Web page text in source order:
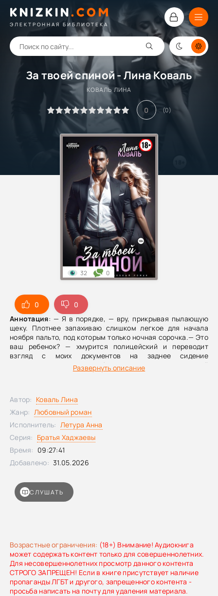
KNIZKIN. COM
ЭЛЕКТРОННАЯ БИБЛИОТЕКА
За твоей спиной - Лина Коваль
КОВАЛЬ ЛИНА
0 (0)
0
0
Аннотация: — Я в порядке, — вру, прикрывая пылающую
щеку. Плотнее запахиваю слишком легкое для начала
ноября пальто, под которым только ночная сорочка.— Это
ваш ребенок? — хмурится полицейский и переводит
взгляд с моих документов на заднее сидение
внедорожника, где жалобно всхлипывает пятилетний
Лука.— Да!.. Это мой сын, капитан. — Снова отчасти вру.—
Мы без пяти минут в разводе. Я… назову вам номер.
Позвоните, пожалуйста, этому человеку. Он должен мне
помочь.Три года назад Расул Хаджаев бросил меня без
всяких на то объяснений. Единственным предложением в
прощальной записке, отправленной с роскошным
букетом, было: «Я твой должник, позвони мне, если будут
проблемы». Моя гордость никогда бы не позволила иметь
дело с предателем, но я оказалась в такой ситуации, что
безопасности…
Развернуть описание
Возрастные ограничения: (18+) Внимание! Аудиокнига
может содержать контент только для совершеннолетних.
Для несовершеннолетних просмотр данного контента
СТРОГО ЗАПРЕЩЕН! Если в книге присутствует наличие
пропаганды ЛГБТ и другого, запрещенного контента -
просьба написать на почту для удаления материала.
32 0
СЛУШАТЬ
Автор: Коваль Лина
Жанр: Любовный роман
Исполнитель: Летура Анна
Серия: Братья Хаджаевы
Время: 09:27:41
Добавлено: 31.05.2026